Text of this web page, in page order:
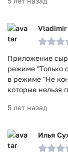
Vladimir
Приложение
режиме "Только
в режиме "Не
которые нельзя
5 лет назад
Илья